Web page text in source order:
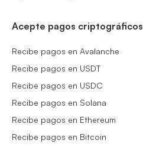
Acepte pagos criptográficos
Recibe pagos en Avalanche
Recibe pagos en USDT
Recibe pagos en USDC
Recibe pagos en Solana
Recibe pagos en Ethereum
Recibe pagos en Bitcoin